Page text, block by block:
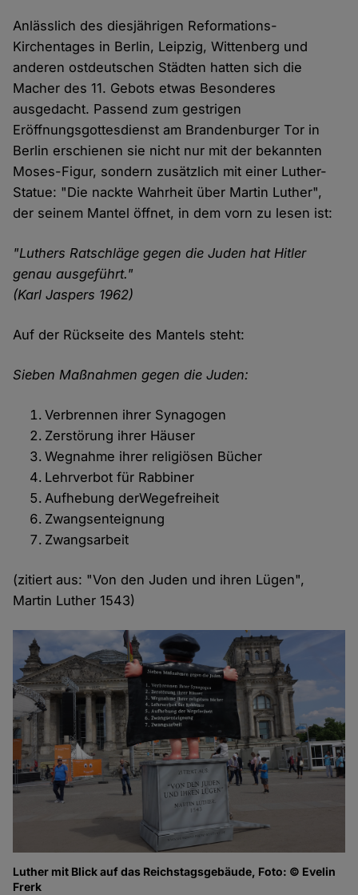
Anlässlich des diesjährigen Reformations-
Kirchentages in Berlin, Leipzig, Wittenberg und
anderen ostdeutschen Städten hatten sich die
Macher des 11. Gebots etwas Besonderes
ausgedacht. Passend zum gestrigen
Eröffnungsgottesdienst am Brandenburger Tor in
Berlin erschienen sie nicht nur mit der bekannten
Moses-Figur, sondern zusätzlich mit einer Luther-
Statue: "Die nackte Wahrheit über Martin Luther",
der seinem Mantel öffnet, in dem vorn zu lesen ist:
"Luthers Ratschläge gegen die Juden hat Hitler
genau ausgeführt."
(Karl Jaspers 1962)
Auf der Rückseite des Mantels steht:
Sieben Maßnahmen gegen die Juden:
Verbrennen ihrer Synagogen
Zerstörung ihrer Häuser
Wegnahme ihrer religiösen Bücher
Lehrverbot für Rabbiner
Aufhebung derWegefreiheit
Zwangsenteignung
Zwangsarbeit
(zitiert aus: "Von den Juden und ihren Lügen",
Martin Luther 1543)
Luther mit Blick auf das Reichstagsgebäude, Foto: © Evelin
Frerk